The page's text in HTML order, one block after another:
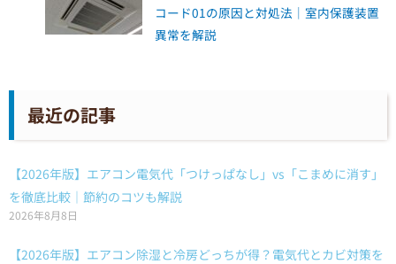
コード01の原因と対処法｜室内保護装置
異常を解説
最近の記事
【2026年版】エアコン電気代「つけっぱなし」vs「こまめに消す」
を徹底比較｜節約のコツも解説
2026年8月8日
【2026年版】エアコン除湿と冷房どっちが得？電気代とカビ対策を